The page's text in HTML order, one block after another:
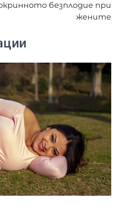
безплодие при
жените